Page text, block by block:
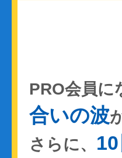
PRO会員に
合いの波
さらに、